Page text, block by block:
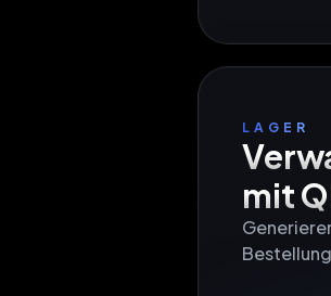
LAGER
mit